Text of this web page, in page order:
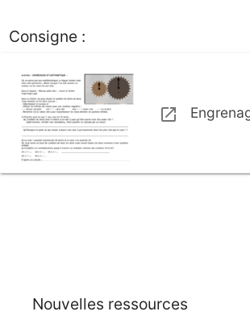
Consigne :
Nouvelles ressources